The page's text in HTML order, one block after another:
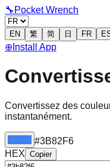
🔧 Pocket Wrench
EN 繁 简 日 FR
⊕ Install App
Convertissez des
instantanément.
#3B82F6
HEX Copier